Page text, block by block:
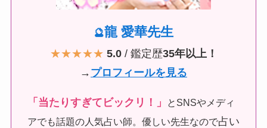
🔮龍 愛華先生
★★★★★ 5.0/ 鑑定歴35年以上！
→ プロフィールを見る
「当たりすぎてビックリ！」
とSNSやメディ
アでも話題の人気占い師。優しい先生なので占い